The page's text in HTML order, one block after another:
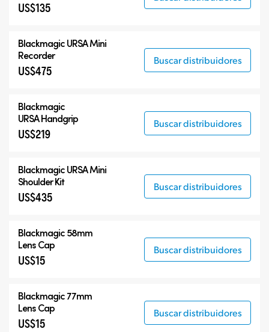
US$135
Blackmagic URSA Mini
Recorder
US$475
Buscar distribuidores
Blackmagic
URSA Handgrip
US$219
Buscar distribuidores
Blackmagic URSA Mini
Shoulder Kit
US$435
Buscar distribuidores
Blackmagic 58mm
Lens Cap
US$15
Buscar distribuidores
Blackmagic 77mm
Lens Cap
US$15
Buscar distribuidores